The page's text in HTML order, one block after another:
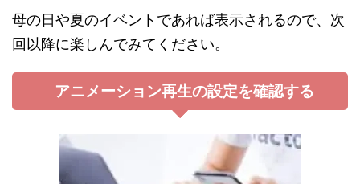
母の日や夏のイベントであれば表示されるので、次
回以降に楽しんでみてください。
アニメーション再生の設定を確認する